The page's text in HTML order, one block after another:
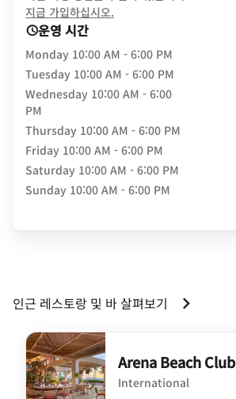
지금 가입하십시오.
운영 시간
Monday 10:00 AM - 6:00 PM
Tuesday 10:00 AM - 6:00 PM
Wednesday 10:00 AM - 6:00
PM
Thursday 10:00 AM - 6:00 PM
Friday 10:00 AM - 6:00 PM
Saturday 10:00 AM - 6:00 PM
Sunday 10:00 AM - 6:00 PM
인근 레스토랑 및 바 살펴보기
Arena Beach Club
International